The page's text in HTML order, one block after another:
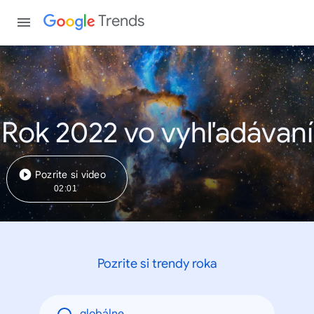
Trends
Rok 2022 vo vyhľadávaní
Pozrite si video
02:01
Pozrite si trendy roka